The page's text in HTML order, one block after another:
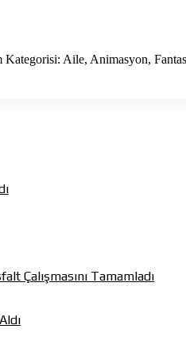
Aile, Animasyon,
Çalışmasını Tamamladı